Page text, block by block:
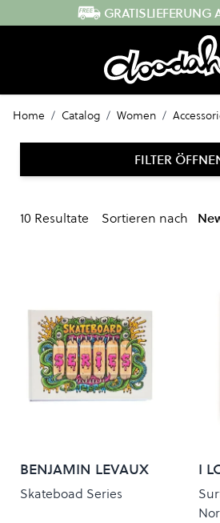
Direkt zum Inhalt GRATISLIEFERUNG
Home / Catalog / Women /
FILTER
10 Resultate Sortieren nach
BENJAMIN LEVAUX
Skateboad Series
I